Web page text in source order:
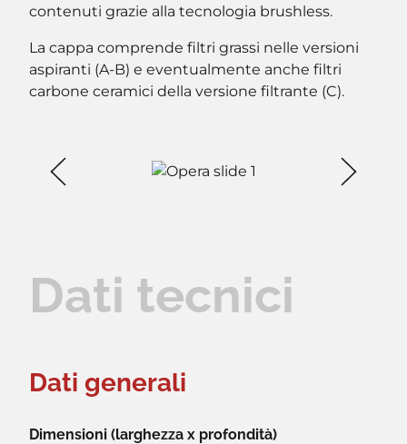
contenuti grazie alla tecnologia brushless.
La cappa comprende filtri grassi nelle versioni
aspiranti (A-B) e eventualmente anche filtri
carbone ceramici della versione filtrante (C).
Dati tecnici
Dati generali
Dimensioni (larghezza x profondità)